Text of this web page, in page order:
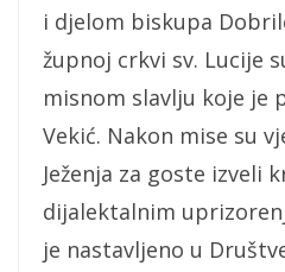
i djelom biskupa
župnoj crkvi sv. Lucije
misnom slavlju koje je
Vekić. Nakon mise su
Ježenja za goste izveli
dijalektalnim
je nastavljeno u